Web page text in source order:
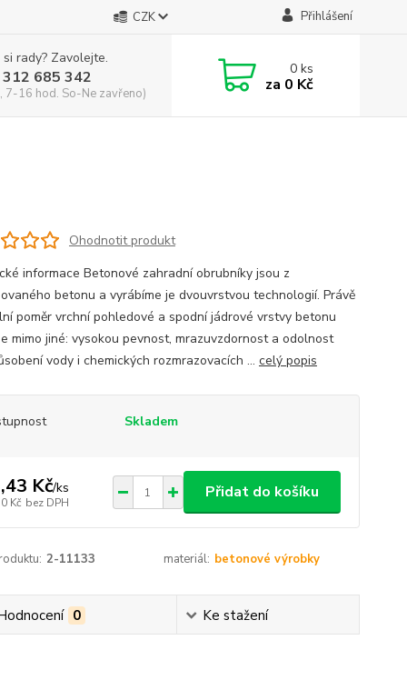
CZK Přihlášení
rady? Zavolejte.
685 342
7-16 hod. So-Ne zavřeno)
0ks
za 0 Kč
Ohodnotit produkt
informace Betonové zahradní obrubníky jsou z
betonu a vyrábíme je dvouvrstvou technologií. Právě
poměr vrchní pohledové a spodní jádrové vrstvy betonu
mimo jiné: vysokou pevnost, mrazuvzdornost a odolnost
vody i chemických rozmrazovacích ... celý popis
Skladem
Kč/ks
Kč bez DPH
Přidat do košíku
2-11133 materiál: betonové výrobky
0 Ke stažení